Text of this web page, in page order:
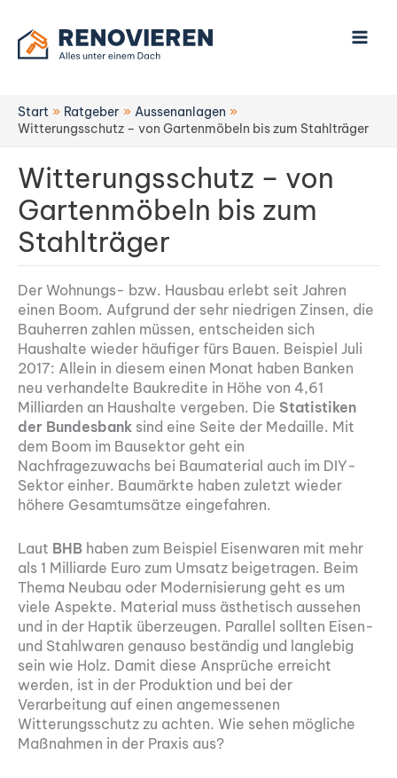
Inhalt
springen
Start Ratgeber
Aussenanlagen
Witterungsschutz – von Gartenmöbeln bis zum Stahlträger
Witterungsschutz – von
Gartenmöbeln bis zum
Stahlträger
Der Wohnungs- bzw. Hausbau erlebt seit Jahren
einen Boom. Aufgrund der sehr niedrigen Zinsen, die
Bauherren zahlen müssen, entscheiden sich
Haushalte wieder häufiger fürs Bauen. Beispiel Juli
2017: Allein in diesem einen Monat haben Banken
neu verhandelte Baukredite in Höhe von 4,61
Milliarden an Haushalte vergeben. Die Statistiken
der Bundesbank sind eine Seite der Medaille. Mit
dem Boom im Bausektor geht ein
Nachfragezuwachs bei Baumaterial auch im DIY-
Sektor einher. Baumärkte haben zuletzt wieder
höhere Gesamtumsätze eingefahren.
Laut BHB haben zum Beispiel Eisenwaren mit mehr
als 1 Milliarde Euro zum Umsatz beigetragen. Beim
Thema Neubau oder Modernisierung geht es um
viele Aspekte. Material muss ästhetisch aussehen
und in der Haptik überzeugen. Parallel sollten Eisen-
und Stahlwaren genauso beständig und langlebig
sein wie Holz. Damit diese Ansprüche erreicht
werden, ist in der Produktion und bei der
Verarbeitung auf einen angemessenen
Witterungsschutz zu achten. Wie sehen mögliche
Maßnahmen in der Praxis aus?